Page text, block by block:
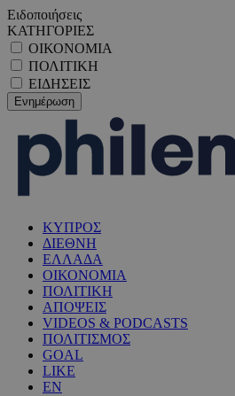
Ειδοποιήσεις
ΚΑΤΗΓΟΡΙΕΣ
ΟΙΚΟΝΟΜΙΑ
ΠΟΛΙΤΙΚΗ
ΕΙΔΗΣΕΙΣ
ΚΥΠΡΟΣ
ΔΙΕΘΝΗ
ΕΛΛΑΔΑ
ΟΙΚΟΝΟΜΙΑ
ΠΟΛΙΤΙΚΗ
ΑΠΟΨΕΙΣ
VIDEOS & PODCASTS
ΠΟΛΙΤΙΣΜΟΣ
GOAL
LIKE
EN